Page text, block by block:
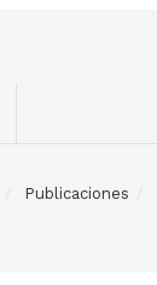
Publicaciones